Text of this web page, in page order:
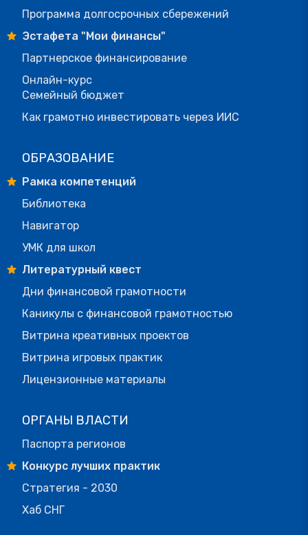
Программа долгосрочных сбережений
Эстафета "Мои финансы"
Партнерское финансирование
Онлайн-курс
Семейный бюджет
Как грамотно инвестировать через ИИС
ОБРАЗОВАНИЕ
Рамка компетенций
Библиотека
Навигатор
УМК для школ
Литературный квест
Дни финансовой грамотности
Каникулы с финансовой грамотностью
Витрина креативных проектов
Витрина игровых практик
Лицензионные материалы
ОРГАНЫ ВЛАСТИ
Паспорта регионов
Конкурс лучших практик
Стратегия - 2030
Хаб СНГ